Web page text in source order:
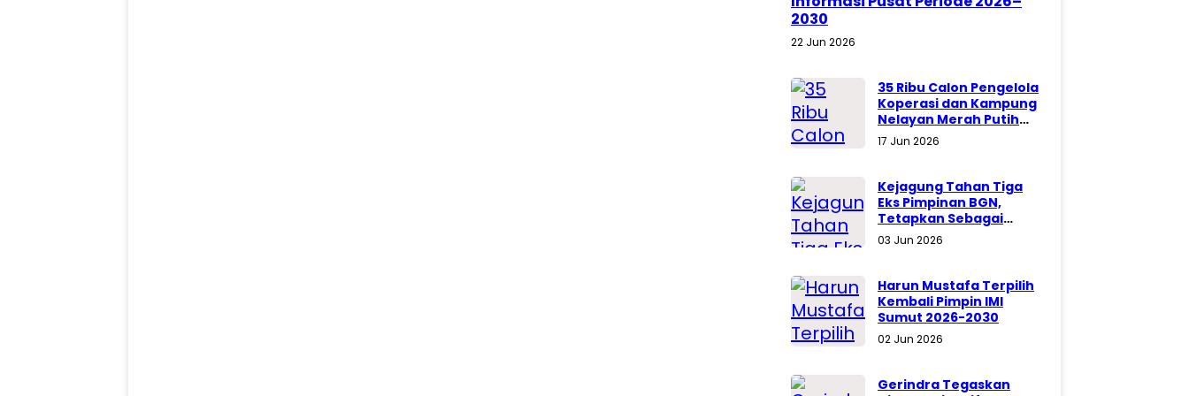
2030
22 Jun 2026
35 Ribu Calon Pengelola
Koperasi dan Kampung
Nelayan Merah Putih
Akan Ikuti Latsarmil
Komcad
17 Jun 2026
Kejagung Tahan Tiga
Eks Pimpinan BGN,
Tetapkan Sebagai
Tersangka
03 Jun 2026
Harun Mustafa Terpilih
Kembali Pimpin IMI
Sumut 2026-2030
02 Jun 2026
Gerindra Tegaskan